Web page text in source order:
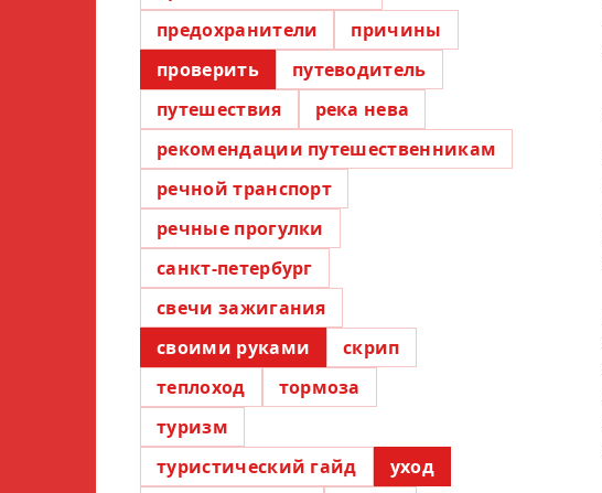
предохранители
причины
проверить
путеводитель
путешествия
река нева
рекомендации путешественникам
речной транспорт
речные прогулки
санкт-петербург
свечи зажигания
своими руками
скрип
теплоход
тормоза
туризм
туристический гайд
уход